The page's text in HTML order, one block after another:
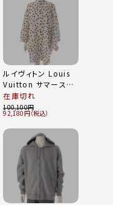
ルイヴィトン Louis
Vuitton サマースタ
ーダスト コットン ポ
ンチョ ワンピース
1AA9FH ホワイト
34
在庫切れ
100,100
92,180